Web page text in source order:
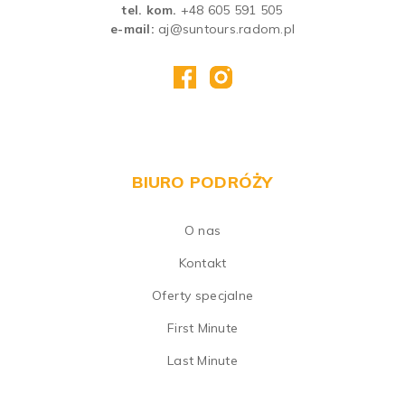
tel. kom. +48 605 591 505
e-mail: aj@suntours.radom.pl
BIURO PODRÓŻY
O nas
Kontakt
Oferty specjalne
First Minute
Last Minute